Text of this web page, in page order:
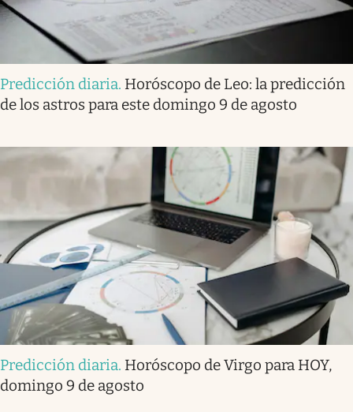
Predicción diaria. Horóscopo de Leo: la predicción
de los astros para este domingo 9 de agosto
Predicción diaria. Horóscopo de Virgo para HOY,
domingo 9 de agosto